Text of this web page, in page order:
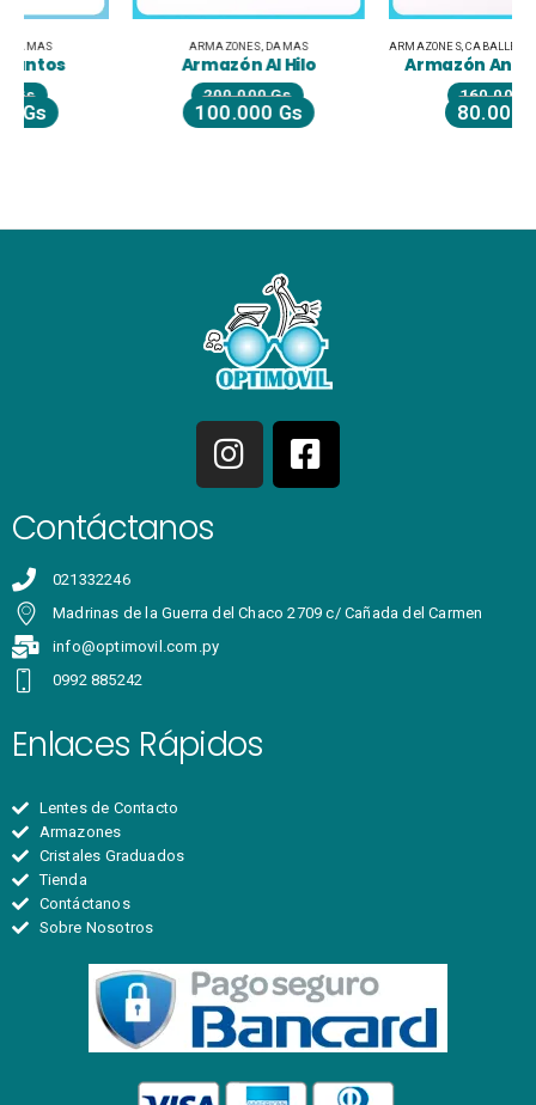
DAMAS
Armazón Al Hilo
Gs
ARMAZONES CABALLEROS,DAMAS, LIQUIDACIÓN
Armazón Animal Prime
Contáctanos
021332246
Madrinas de la Guerra del Chaco 2709 c/ Cañada del Carmen
info@optimovil.com.py
0992 885242
Enlaces Rápidos
Lentes de Contacto
Armazones
Cristales Graduados
Tienda
Contáctanos
Sobre Nosotros